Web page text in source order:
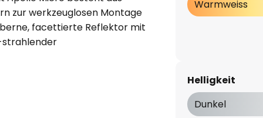
zur werkzeuglosen Montage
facettierte Reflektor mit
Abdeckung aus
Apollo Micro
Konferenzräume, Shops,
Warmweiss
Helligkeit
Dunkel